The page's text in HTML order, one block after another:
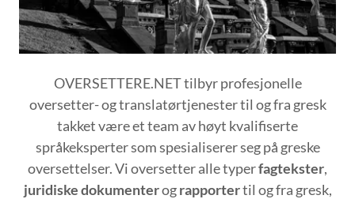
OVERSETTERE.NET tilbyr profesjonelle
oversetter- og translatørtjenester til og fra gresk
takket være et team av høyt kvalifiserte
språkeksperter som spesialiserer seg på greske
oversettelser. Vi oversetter alle typerfagtekster,
juridiske dokumenterograpportertil og fra gresk,